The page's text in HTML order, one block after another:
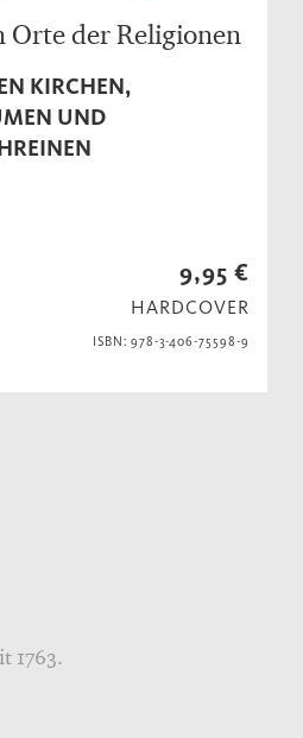
Orte der Religionen
KIRCHEN,
UND
9,95 €
HARDCOVER
ISBN: 978-3-406-75598-9
1763.